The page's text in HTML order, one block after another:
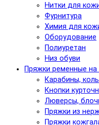
Нитки для
Фурнитура
Химия для
Оборудование
Полиуретан
Низ обуви
Пряжки ременные
Карабины,
Кнопки
Люверсы,
Пряжки из
Пряжки